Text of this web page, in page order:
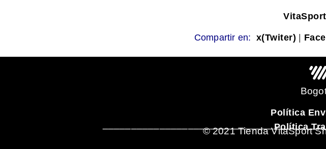
Compartir en: x(Twiter) |
Política
Política
© 2021 Tienda VitaSport